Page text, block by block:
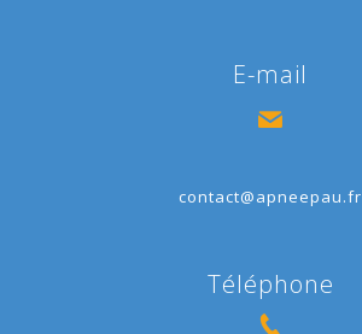
E-mail
contact@apneepau.fr
Téléphone